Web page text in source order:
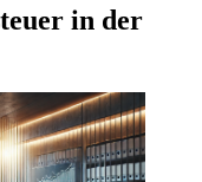
in der